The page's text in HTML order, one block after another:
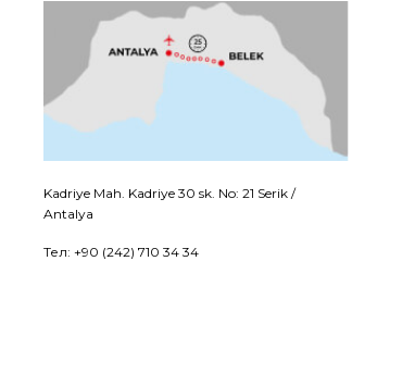
Kadriye Mah. Kadriye 30 sk. No: 21 Serik /
Antalya
Тел: +90 (242) 710 34 34